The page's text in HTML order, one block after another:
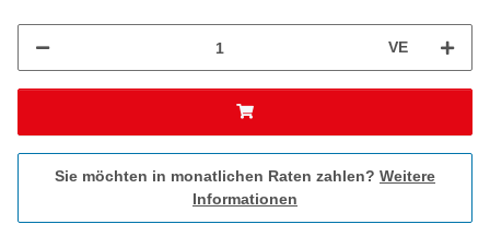
VE
Sie möchten in monatlichen Raten zahlen? Weitere
Informationen